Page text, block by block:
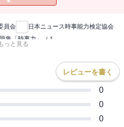
般)、1級(受検者の目安は大学生、
養えるように、随所に工夫をこら
より配信していた内容と同様とな
ください
員会
日本ニュース時事能力検定協会
集「時事力」（１
っと見る
レビューを書く
0
0
0